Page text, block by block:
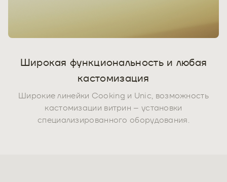
Широкая функциональность и любая
кастомизация
Широкие линейки Cooking и Unic, возможность
кастомизации витрин – установки
специализированного оборудования.